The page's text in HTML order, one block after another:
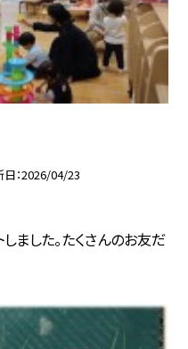
日 2026/04/23
ました。たくさんのお友だ